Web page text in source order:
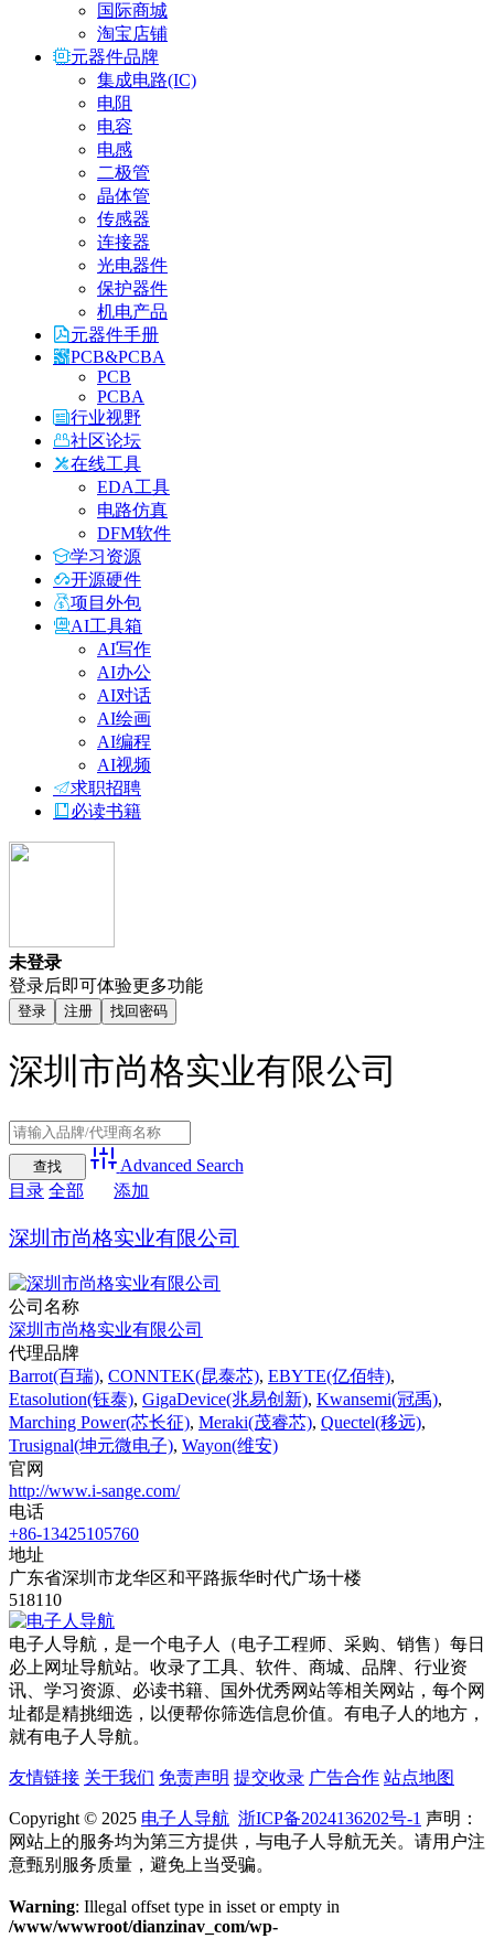
国际商城
淘宝店铺
元器件品牌
集成电路(IC)
电阻
电容
电感
二极管
晶体管
传感器
连接器
光电器件
保护器件
机电产品
元器件手册
PCB&PCBA
PCB
PCBA
行业视野
社区论坛
在线工具
EDA工具
电路仿真
DFM软件
学习资源
开源硬件
项目外包
AI工具箱
AI写作
AI办公
AI对话
AI绘画
AI编程
AI视频
求职招聘
必读书籍
未登录
登录后即可体验更多功能
登录 注册 找回密码
深圳市尚格实业有限公司
Advanced Search
目录 全部 添加
深圳市尚格实业有限公司
公司名称
深圳市尚格实业有限公司
代理品牌
Barrot(百瑞), CONNTEK(昆泰芯), EBYTE(亿佰特),
Etasolution(钰泰), GigaDevice(兆易创新), Kwansemi(冠禹),
Marching Power(芯长征), Meraki(茂睿芯), Quectel(移远),
Trusignal(坤元微电子), Wayon(维安)
官网
http://www.i-sange.com/
电话
+86-13425105760
地址
广东省深圳市龙华区和平路振华时代广场十楼
518110
电子人导航，是一个电子人（电子工程师、采购、销售）每日
必上网址导航站。收录了工具、软件、商城、品牌、行业资
讯、学习资源、必读书籍、国外优秀网站等相关网站，每个网
址都是精挑细选，以便帮你筛选信息价值。有电子人的地方，
就有电子人导航。
友情链接 关于我们 免责声明 提交收录 广告合作 站点地图
Copyright © 2025 电子人导航 浙ICP备2024136202号-1 声明：
网站上的服务均为第三方提供，与电子人导航无关。请用户注
意甄别服务质量，避免上当受骗。
Warning: Illegal offset type in isset or empty in
/www/wwwroot/dianzinav_com/wp-